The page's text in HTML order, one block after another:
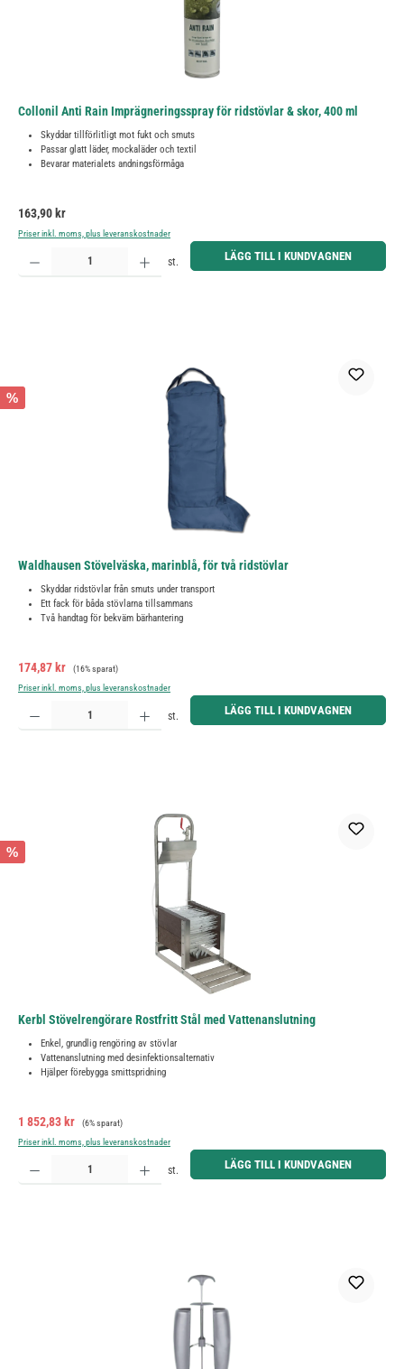
Collonil Anti Rain Imprägneringsspray för ridstövlar & skor, 400 ml
Skyddar tillförlitligt mot fukt och smuts
Passar glatt läder, mockaläder och textil
Bevarar materialets andningsförmåga
Ordinarie pris:
163,90 kr
Priser inkl. moms, plus leveranskostnader
Produktkvantitet: Ange önskat belopp eller använd knapparna för att öka eller minska kvantiteten.
st. LÄGG TILL I KUNDVAGNEN
%
Waldhausen Stövelväska, marinblå, för två ridstövlar
Skyddar ridstövlar från smuts under transport
Ett fack för båda stövlarna tillsammans
Två handtag för bekväm bärhantering
Försäljningspris:
174,87 kr Ordinarie pris:
(16% sparat)
Priser inkl. moms, plus leveranskostnader
Produktkvantitet: Ange önskat belopp eller använd knapparna för att öka eller minska kvantiteten.
st. LÄGG TILL I KUNDVAGNEN
%
Kerbl Stövelrengörare Rostfritt Stål med Vattenanslutning
Enkel, grundlig rengöring av stövlar
Vattenanslutning med desinfektionsalternativ
Hjälper förebygga smittspridning
Försäljningspris:
1 852,83 kr Ordinarie pris:
(6% sparat)
Priser inkl. moms, plus leveranskostnader
Produktkvantitet: Ange önskat belopp eller använd knapparna för att öka eller minska kvantiteten.
st. LÄGG TILL I KUNDVAGNEN